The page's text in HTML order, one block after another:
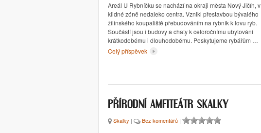
Areál U Rybníčku se nachází na okraji města Nový Jičín, v
klidné zóně nedaleko centra. Vznikl přestavbou bývalého
žilinského koupaliště přebudováním na rybník k lovu ryb.
Součástí jsou i budovy a chaty k celoročnímu ubytování
krátkodobému i dlouhodobému. Poskytujeme rybářům …
Celý příspěvek
PŘÍRODNÍ AMFITEÁTR SKALKY
Skalky | Bez komentářů |